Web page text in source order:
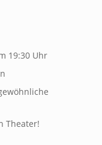
19:30 Uhr
Theater!